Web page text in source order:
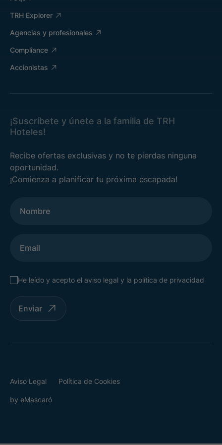
TRH Explorer
Agencias y profesionales
Compliance
Accionistas
¡Suscríbete y únete a la familia de TRH
Hoteles!
Recibe ofertas exclusivas y no te pierdas ninguna
oportunidad.
¡Comienza a planificar tu próxima escapada!
Enviar
He leído y acepto el aviso legal y la política de privacidad
Aviso Legal Política de Cookies
by eMascaró